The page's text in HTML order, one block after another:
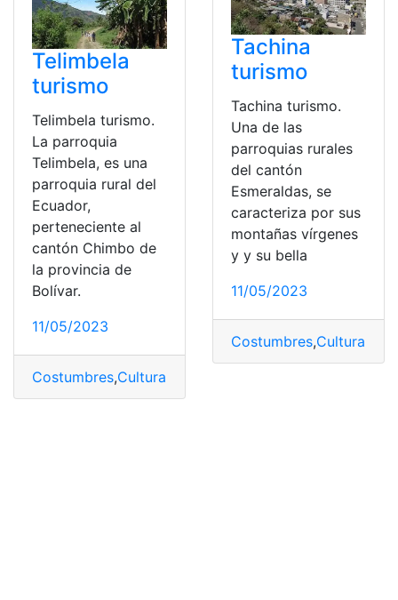
Telimbela
turismo
Telimbela turismo.
La parroquia
Telimbela, es una
parroquia rural del
Ecuador,
perteneciente al
cantón Chimbo de
la provincia de
Bolívar.
11/05/2023
Costumbres,Cultura
Tachina
turismo
Tachina turismo.
Una de las
parroquias rurales
del cantón
Esmeraldas, se
caracteriza por sus
montañas vírgenes
y y su bella
11/05/2023
Costumbres,Cultura